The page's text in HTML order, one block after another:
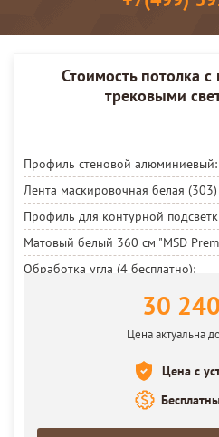
Стоимость потолка
трековыми
Профиль стеновой алюминиевый:
Лента маскировочная белая (303)
Профиль для контурной
Матовый белый 360 см "MSD
Обработка угла (4 бесплатно):
30 240
Цена актуальна
Цена с